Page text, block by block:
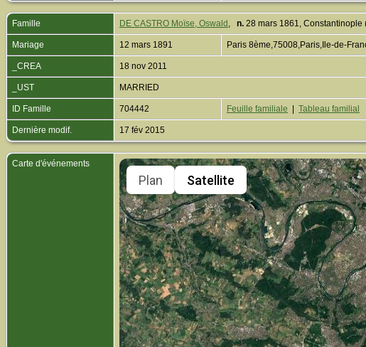
Famille DE CASTRO Moïse, Oswald , n. 28 mars 1861, Constantinople
Mariage 12 mars 1891 Paris 8ème,75008,Paris,Ile-de-
_CREA 18 nov 2011
_UST MARRIED
ID Famille 704442 Feuille familiale Tableau familial
Dernière modif. 17 fév 2015
Carte d'événements
Plan Satellite